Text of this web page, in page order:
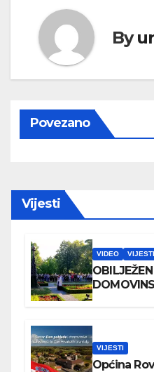
By
Povezano
Vijesti
VIDEO VIJESTI
VIJESTI
Općina